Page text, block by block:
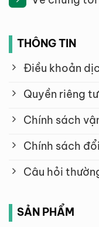
THÔNG TIN
Điều khoản
Quyền riêng tư
Chính sách
Chính sách
Câu hỏi
SẢN PHẨM